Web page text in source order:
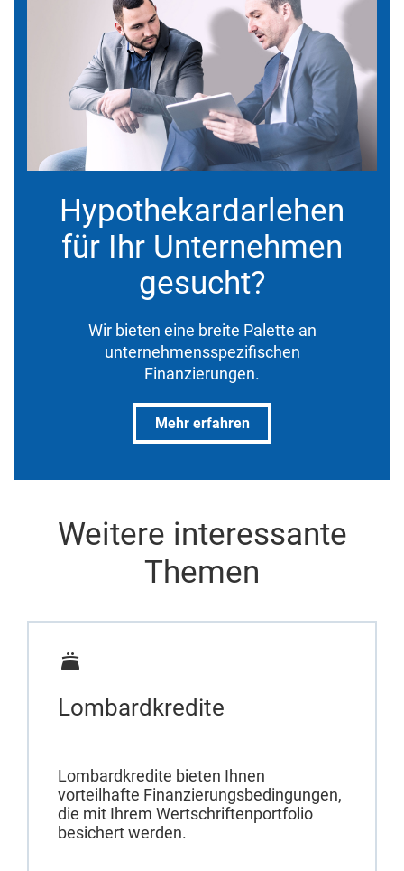
Hypothekardarlehen
für Ihr Unternehmen
gesucht?
Wir bieten eine breite Palette an
unternehmensspezifischen
Finanzierungen.
Mehr erfahren
Weitere interessante
Themen
Lombardkredite
Lombardkredite bieten Ihnen
vorteilhafte Finanzierungsbedingungen,
die mit Ihrem Wertschriftenportfolio
besichert werden.